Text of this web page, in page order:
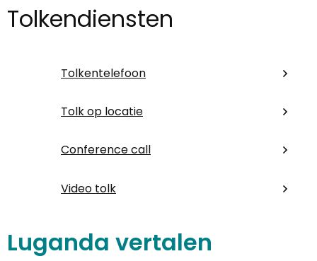
Tolkendiensten
Tolkentelefoon
Tolk op locatie
Conference call
Video tolk
Luganda vertalen